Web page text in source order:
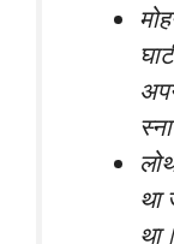
था
था।